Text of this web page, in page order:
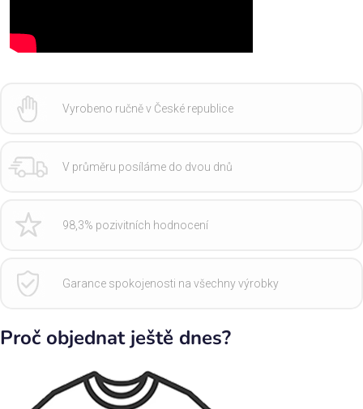
Vyrobeno ručně v České republice
V průměru posíláme do dvou dnů
98,3% pozivitních hodnocení
Garance spokojenosti na všechny výrobky
Proč objednat ještě dnes?